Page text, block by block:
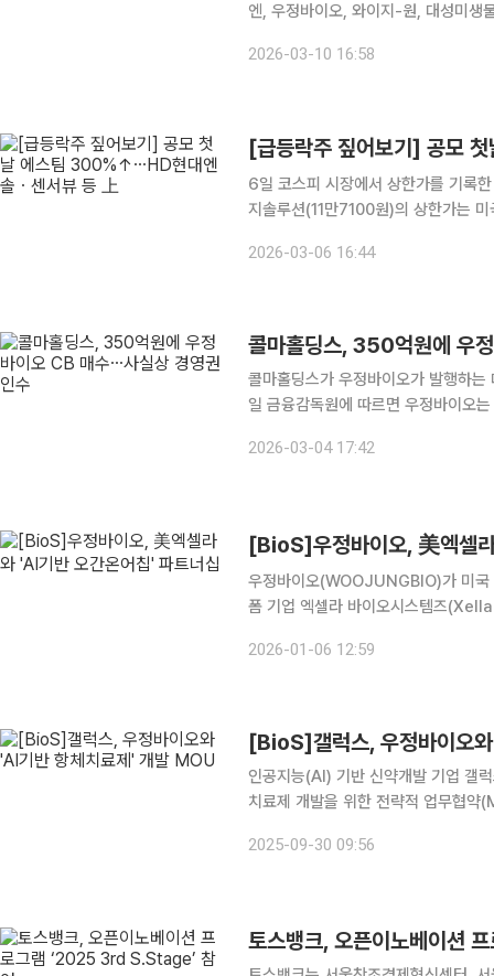
엔, 우정바이오, 와이지-원, 대성미생
기록하며 3705원에 거래를 마쳤다.
2026-03-10 16:58
6일 코스피 시장에서 상한가를 기록한 종
지솔루션(11만7100원)의 상한가는
다. 삼화페인트(1만120원)는 이날
2026-03-06 16:44
콜마홀딩스, 350억원에 우
콜마홀딩스가 우정바이오가 발행하
일 금융감독원에 따르면 우정바이오
면 총1505만3763주의 신주가 발행
2026-03-04 17:42
[BioS]우정바이오, 美엑셀
우정바이오(WOOJUNGBIO)가 미
폼 기업 엑셀라 바이오시스템즈
시장에서 요구되는 인체모사 중심
2026-01-06 12:59
[BioS]갤럭스, 우정바이오
인공지능(AI) 기반 신약개발 기업 갤
치료제 개발을 위한 전략적 업무협
협력 ▲양사의 정보 및 네트워크 공
2025-09-30 09:56
토스뱅크, 오픈이노베이션